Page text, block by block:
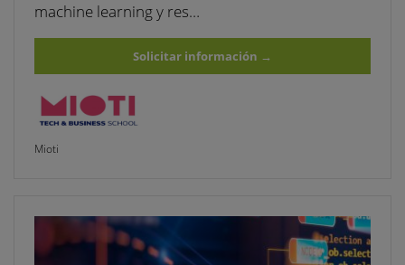
machine learning y res…
Solicitar información →
Mioti